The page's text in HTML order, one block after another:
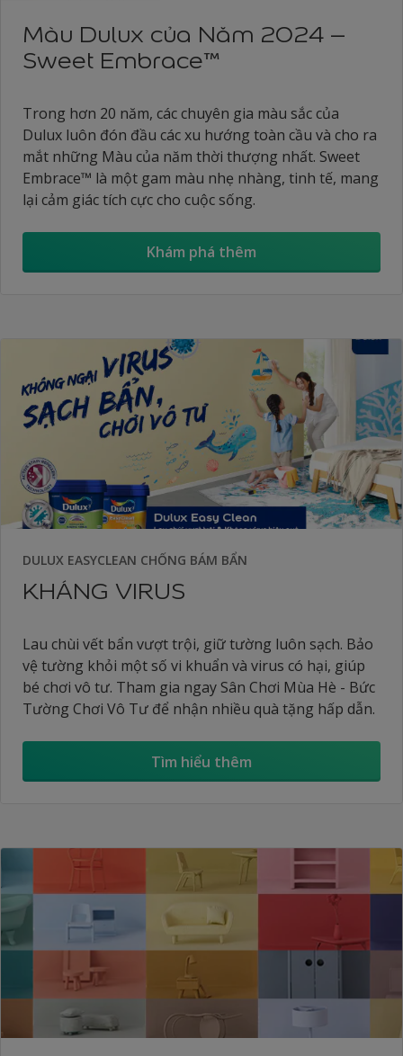
Màu Dulux của Năm 2024 –
Sweet Embrace™
Trong hơn 20 năm, các chuyên gia màu sắc của
Dulux luôn đón đầu các xu hướng toàn cầu và cho ra
mắt những Màu của năm thời thượng nhất. Sweet
Embrace™ là một gam màu nhẹ nhàng, tinh tế, mang
lại cảm giác tích cực cho cuộc sống.
Khám phá thêm
DULUX EASYCLEAN CHỐNG BÁM BẨN
KHÁNG VIRUS
Lau chùi vết bẩn vượt trội, giữ tường luôn sạch. Bảo
vệ tường khỏi một số vi khuẩn và virus có hại, giúp
bé chơi vô tư. Tham gia ngay Sân Chơi Mùa Hè - Bức
Tường Chơi Vô Tư để nhận nhiều quà tặng hấp dẫn.
Tìm hiểu thêm